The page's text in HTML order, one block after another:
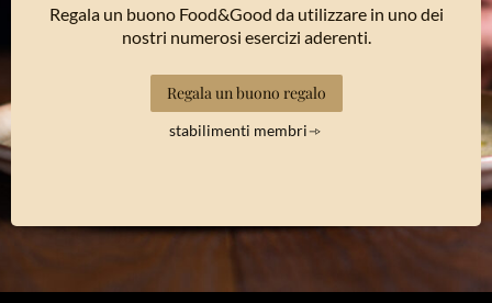
Regala un buono Food&Good da utilizzare in uno dei
nostri numerosi esercizi aderenti.
Regala un buono regalo
stabilimenti membri